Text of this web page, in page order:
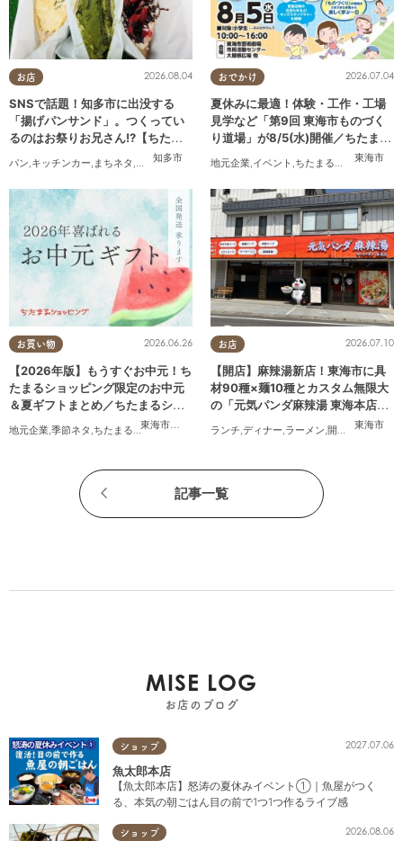
お店
知多市
2026.08.04
SNSで話題！知多市に出没する
「揚げパンサンド」。つくってい
るのはお祭りお兄さん!?【ちたま
パン キッチンカー まちネタ ちたまる調査隊 行ってみたレポ
おでかけ
東海市
2026.07.04
夏休みに最適！体験・工作・工場
見学など「第9回 東海市ものづく
り道場」が8/5(水)開催／ちたまる
地元企業 イベント ちたまる広告 ,親子,家族
お買い物
東海市
,大府市 知多市, 東浦町, 阿久比町 ,半田市 常滑市,武豊
2026.06.26
【2026年版】もうすぐお中元！ち
たまるショッピング限定のお中元
＆夏ギフトまとめ／ちたまるショ
地元企業 季節ネタ ちたまるショッピング 家族,おうち時間
お店
東海市
2026.07.10
【開店】麻辣湯新店！東海市に具
材90種×麺10種とカスタム無限大
の「元気パンダ麻辣湯 東海本店」
ランチ ディナー ラーメン 開店 夫婦,カッ
記事一覧
MISE LOG
お店のブログ
ショップ 2027.07.06
魚太郎本店
【魚太郎本店】怒涛の夏休みイベント①｜魚屋がつく
る、本気の朝ごはん目の前で1つ1つ作るライブ感
ショップ 2026.08.06